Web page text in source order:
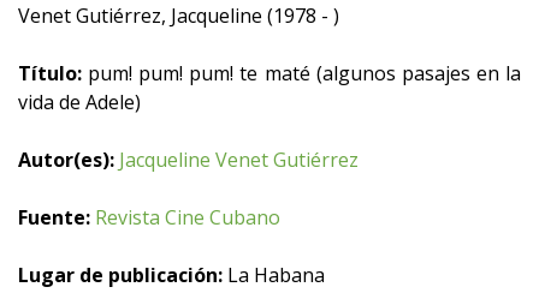
Venet Gutiérrez, Jacqueline (1978 - )
Título: pum! pum! pum! te maté (algunos pasajes en la
vida de Adele)
Autor(es): Jacqueline Venet Gutiérrez
Fuente: Revista Cine Cubano
Lugar de publicación: La Habana